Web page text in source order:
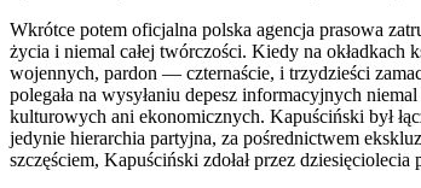
Wkrótce potem oficjalna polska agencja prasowa
życia i niemal całej twórczości. Kiedy na okładkach
wojennych, pardon — czternaście, i trzydzieści
polegała na wysyłaniu depesz informacyjnych
kulturowych ani ekonomicznych. Kapuściński był
jedynie hierarchia partyjna, za pośrednictwem
szczęściem, Kapuściński zdołał przez